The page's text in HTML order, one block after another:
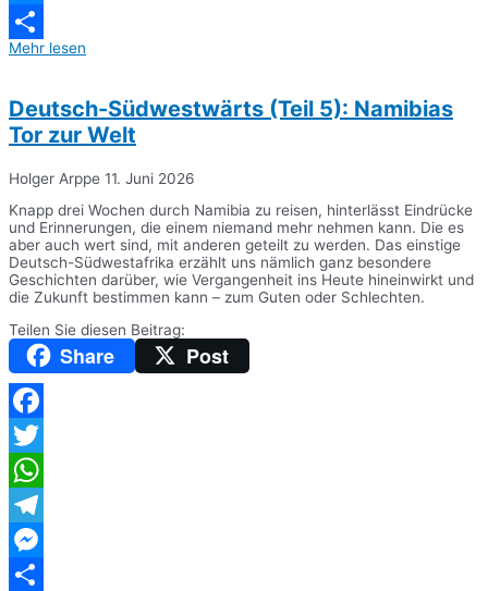
Messenger
Teilen
Mehr lesen
Deutsch-Südwestwärts (Teil 5): Namibias
Tor zur Welt
Holger Arppe 11. Juni 2026
Knapp drei Wochen durch Namibia zu reisen, hinterlässt Eindrücke
und Erinnerungen, die einem niemand mehr nehmen kann. Die es
aber auch wert sind, mit anderen geteilt zu werden. Das einstige
Deutsch-Südwestafrika erzählt uns nämlich ganz besondere
Geschichten darüber, wie Vergangenheit ins Heute hineinwirkt und
die Zukunft bestimmen kann – zum Guten oder Schlechten.
Teilen Sie diesen Beitrag:
Share Post
Facebook
Twitter
WhatsApp
Telegram
Messenger